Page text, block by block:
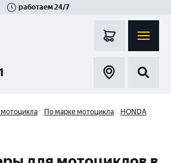
работаем 24/7
По марке мотоцикла
HONDA